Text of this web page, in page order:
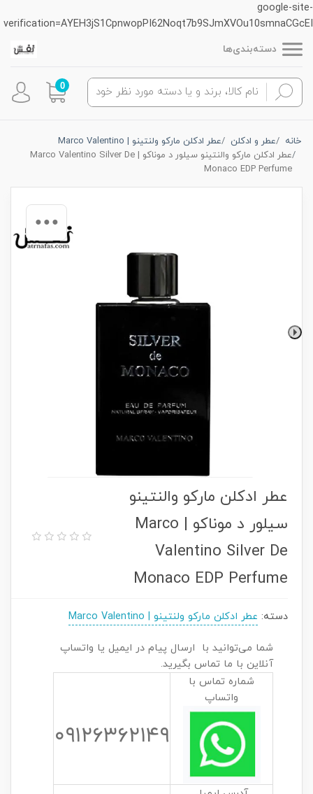
google-site-
verification=AYEH3jS1CpnwopPI62Noqt7b9SJmXVOu10smnaCGcEI
دسته‌بندی‌ها
0
خانه عطر و ادکلن
عطر ادکلن مارکو ولنتینو | Marco Valentino
عطر ادکلن مارکو والنتینو سیلور د موناکو | Marco Valentino Silver De
Monaco EDP Perfume
عطر ادکلن مارکو والنتینو
سیلور د موناکو | Marco
Valentino Silver De
Monaco EDP Perfume
دسته: عطر ادکلن مارکو ولنتینو | Marco Valentino
شما می‌توانید با ارسال پیام در ایمیل یا واتساپ
آنلاین با ما تماس بگیرید.
شماره تماس با
واتساپ
۰۹۱۲۶۳۶۲۱۴۹